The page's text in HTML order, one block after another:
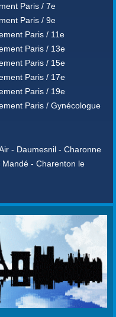
Paris / 7e
Paris / 9e
Paris / 11e
Paris / 13e
Paris / 15e
Paris / 17e
Paris / 19e
Paris / Gynécologue
- Daumesnil - Charonne
- Charenton le